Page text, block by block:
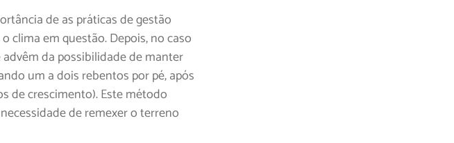
de as práticas de gestão
clima em questão. Depois, no caso
da possibilidade de manter
um a dois rebentos por pé, após
de crescimento). Este método
de remexer o terreno